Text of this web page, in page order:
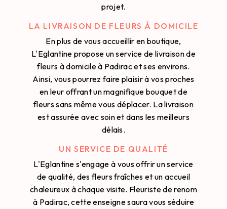
projet.
LA LIVRAISON DE FLEURS À DOMICILE
En plus de vous accueillir en boutique,
L'Eglantine propose un service de livraison de
fleurs à domicile à Padirac et ses environs.
Ainsi, vous pourrez faire plaisir à vos proches
en leur offrant un magnifique bouquet de
fleurs sans même vous déplacer. La livraison
est assurée avec soin et dans les meilleurs
délais.
UN SERVICE DE QUALITÉ
L'Eglantine s'engage à vous offrir un service
de qualité, des fleurs fraîches et un accueil
chaleureux à chaque visite. Fleuriste de renom
à Padirac, cette enseigne saura vous séduire